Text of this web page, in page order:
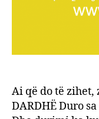
Ai që do të zihet,
DARDHË Duro